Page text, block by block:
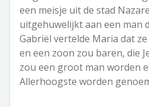
een meisje uit de stad
uitgehuwelijkt aan een man
Gabriël vertelde Maria dat
en een zoon zou baren, die
zou een groot man worden
Allerhoogste worden